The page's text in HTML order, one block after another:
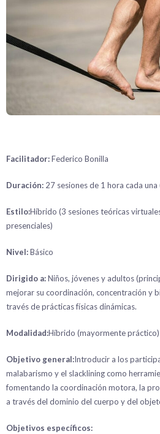
Facilitador:Federico Bonilla
Duración: 27 sesiones de 1 hora cada
Estilo:Híbrido (3 sesiones teóricas
presenciales)
Nivel:Básico
Dirigido a:Niños, jóvenes y adultos
mejorar su coordinación, concentración y
través de prácticas físicas dinámicas.
Modalidad:Híbrido (mayormente práctico)
Objetivo general:Introducir a los
malabarismo y el slacklining como
fomentando la coordinación motora, la
a través del dominio del cuerpo y del
Objetivos específicos: